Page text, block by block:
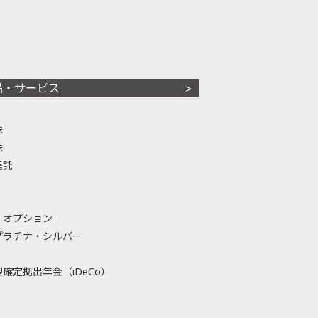
・サービス
託
プション
ラチナ・シルバー
定拠出年金（iDeCo）